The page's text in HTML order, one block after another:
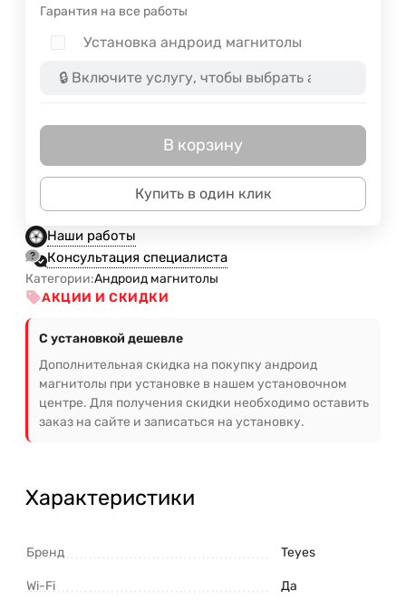
Гарантия на все работы
Установка андроид магнитолы
В корзину
Купить в один клик
Наши работы
Консультация специалиста
Категории:Андроид магнитолы
АКЦИИ И СКИДКИ
С установкой дешевле
Дополнительная скидка на покупку андроид
магнитолы при установке в нашем установочном
центре. Для получения скидки необходимо оставить
заказ на сайте и записаться на установку.
Характеристики
Бренд Teyes
Wi-Fi Да